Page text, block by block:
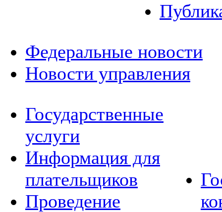
Федеральные новости
Новости управления
Государственные
услуги
Информация для
плательщиков
Проведение